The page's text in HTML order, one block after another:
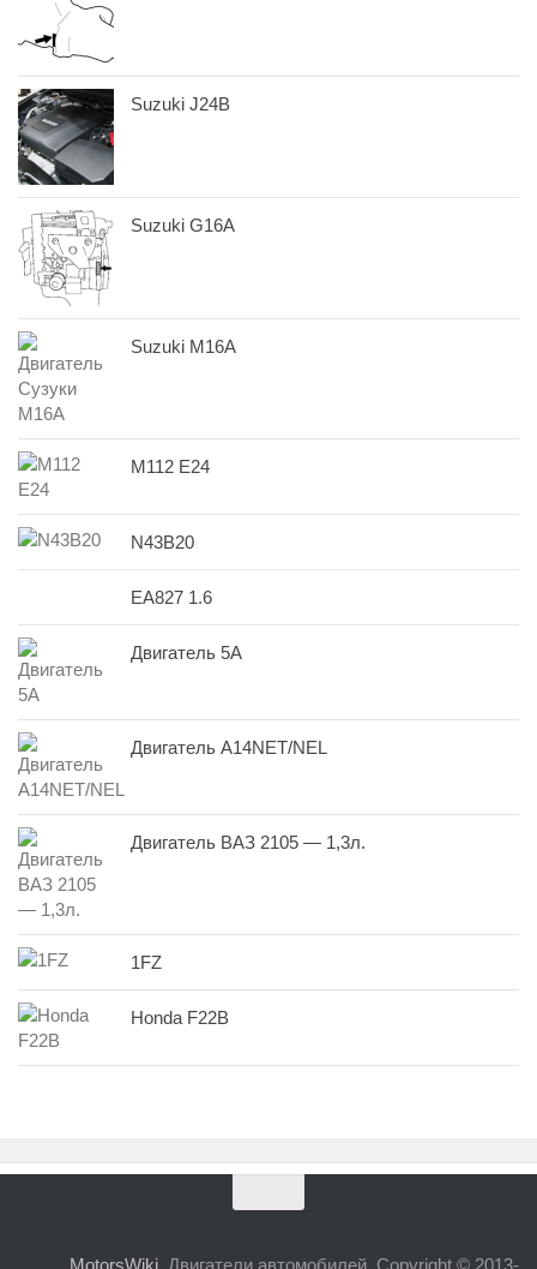
Suzuki J24B
Suzuki G16A
Suzuki M16A
M112 E24
N43B20
EA827 1.6
Двигатель 5A
Двигатель A14NET/NEL
Двигатель ВАЗ 2105 — 1,3л.
1FZ
Honda F22B